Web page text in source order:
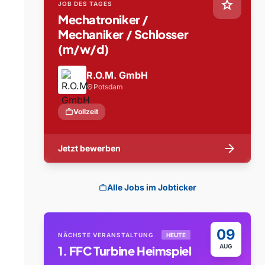
star
JOB DES TAGES
Mechatroniker /
Mechaniker / Schlosser
(m/w/d)
R.O.M. GmbH
location_on Potsdam
workVollzeit
Jetzt bewerben arrow_forward
workAlle Jobs im Jobticker
09
AUG
NÄCHSTE VERANSTALTUNG HEUTE
1. FFC Turbine Heimspiel